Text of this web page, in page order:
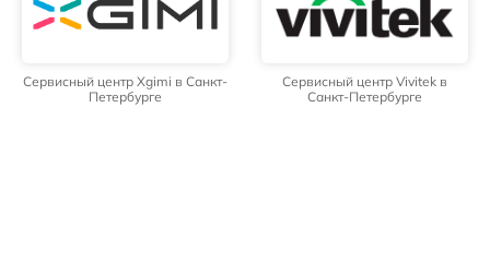
Сервисный центр Xgimi в Санкт-
Петербурге
Сервисный центр Vivitek в
Санкт-Петербурге